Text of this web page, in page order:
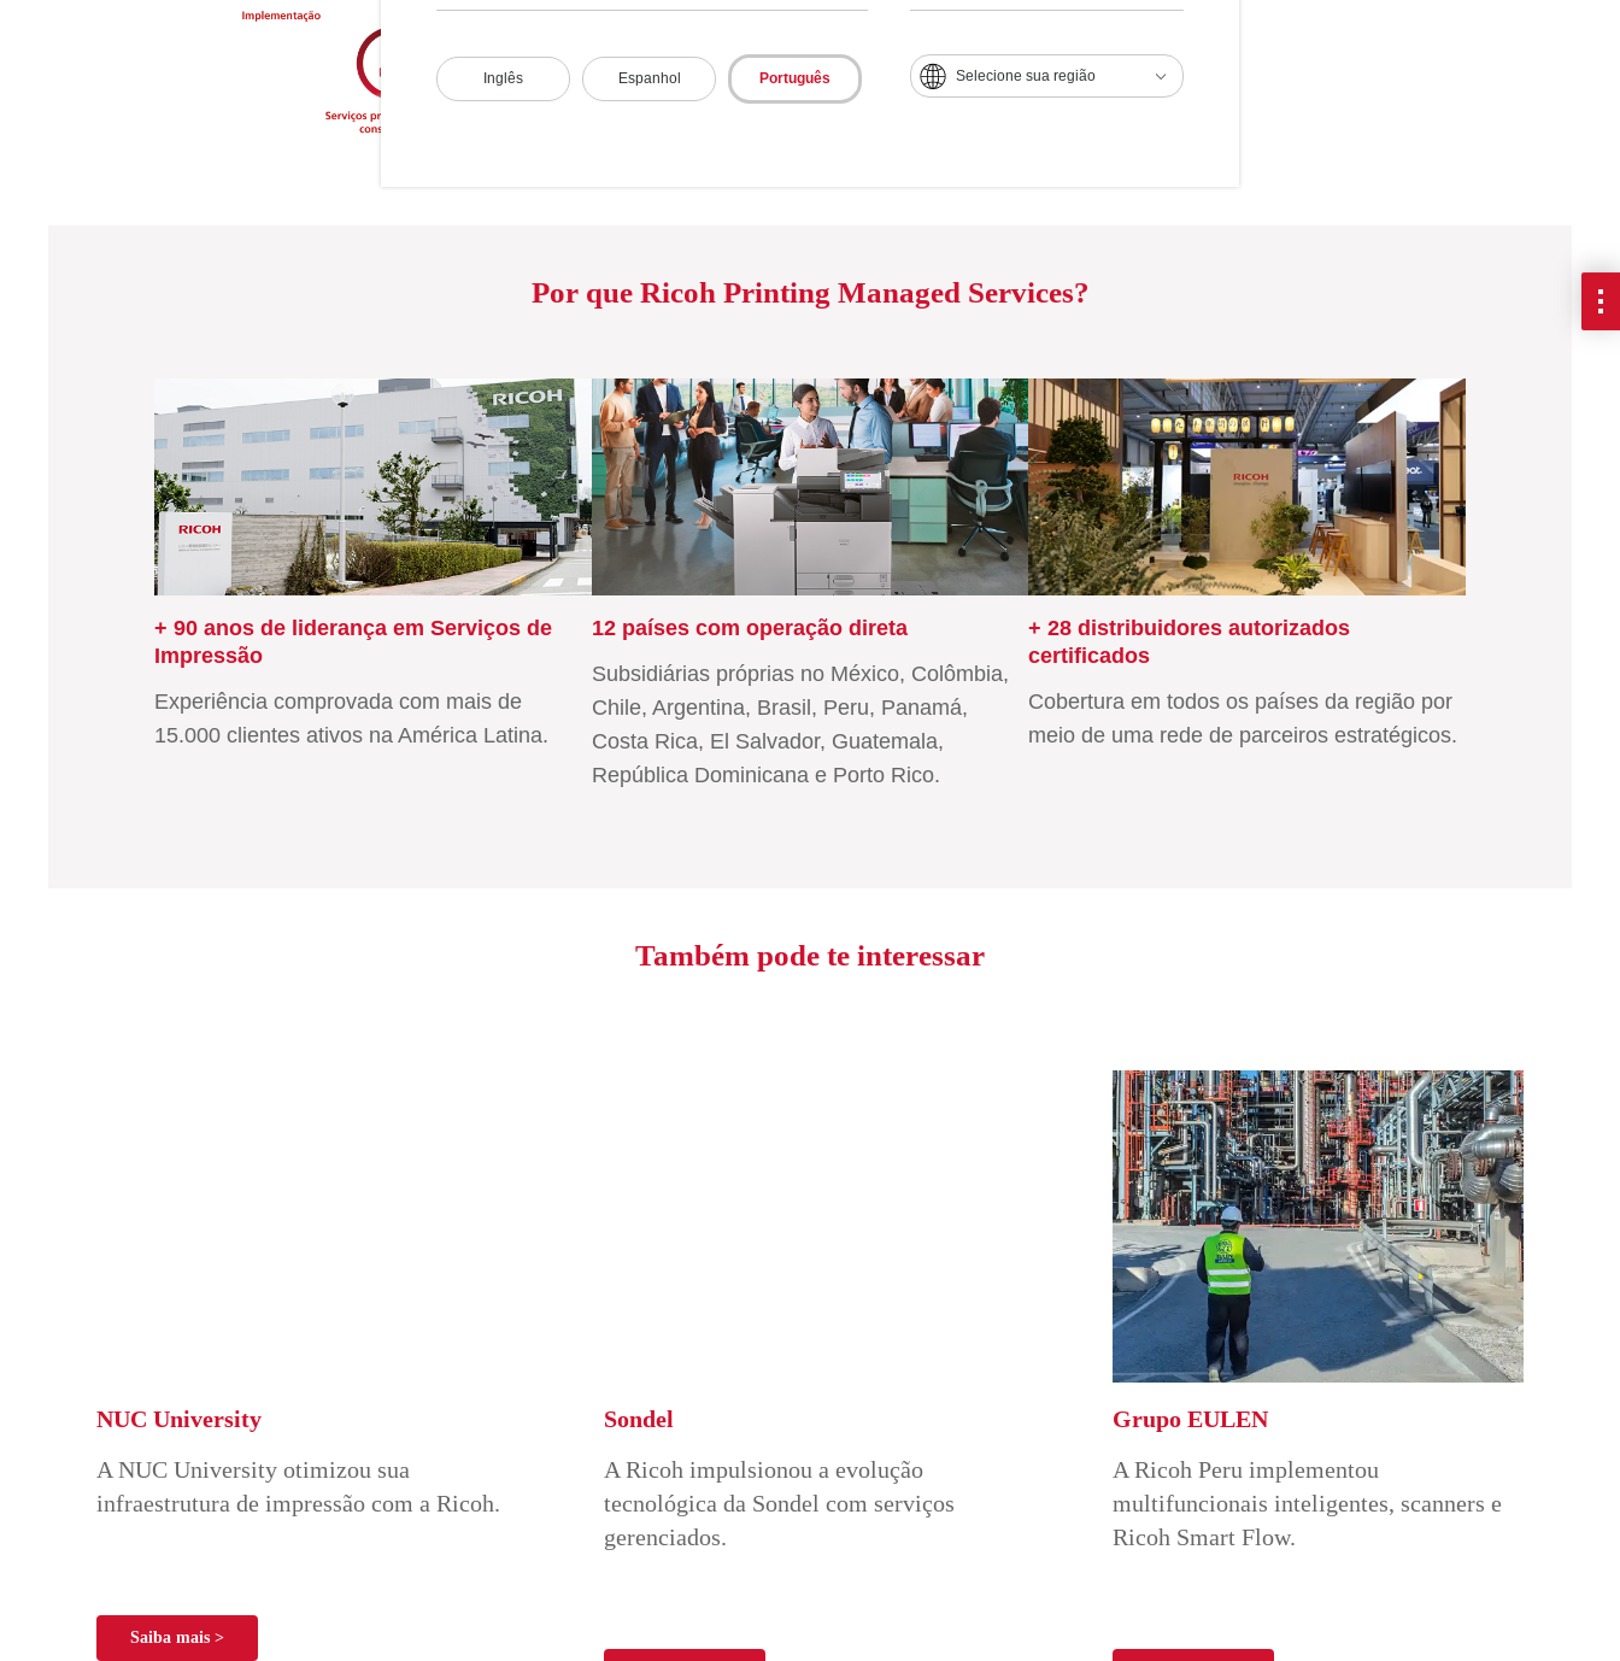
Inglês Espanhol Português Selecione sua região
Ver solução
Por que Ricoh Printing Managed Services?
+ 90 anos de liderança em Serviços de
Impressão
Experiência comprovada com mais de
15.000 clientes ativos na América Latina.
12 países com operação direta
Subsidiárias próprias no México, Colômbia,
Chile, Argentina, Brasil, Peru, Panamá,
Costa Rica, El Salvador, Guatemala,
República Dominicana e Porto Rico.
+ 28 distribuidores autorizados
certificados
Cobertura em todos os países da região por
meio de uma rede de parceiros estratégicos.
Também pode te interessar
NUC University
A NUC University otimizou sua
infraestrutura de impressão com a Ricoh.
Saiba mais >
Sondel
A Ricoh impulsionou a evolução
tecnológica da Sondel com serviços
gerenciados.
Grupo EULEN
A Ricoh Peru implementou
multifuncionais inteligentes, scanners e
Ricoh Smart Flow.